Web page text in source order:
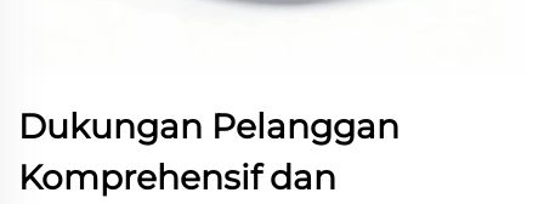
Dukungan Pelanggan
Komprehensif dan